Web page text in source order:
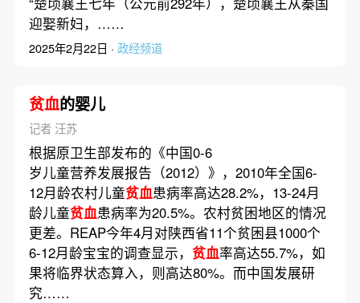
迎娶新妇，……
2025年2月22日 · 政经频道
贫血的婴儿
记者 汪苏
根据原卫生部发布的《中国0-6
岁儿童营养发展报告（2012）》，2010年全国6-
12月龄农村儿童贫血患病率高达28.2%，13-24月
龄儿童贫血患病率为20.5%。农村贫困地区的情况
更差。REAP今年4月对陕西省11个贫困县1000个
6-12月龄宝宝的调查显示， 贫血率高达55.7%，如
果将临界状态算入，则高达80%。而中国发展研
究……